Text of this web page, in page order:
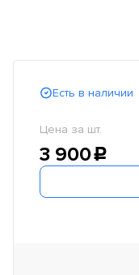
Есть в наличии
Цена за шт.
3 900c